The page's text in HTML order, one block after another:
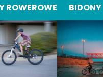
ROWEROWE BIDONY